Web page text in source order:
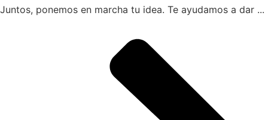
Juntos, ponemos en marcha tu idea. Te ayudamos a dar ...